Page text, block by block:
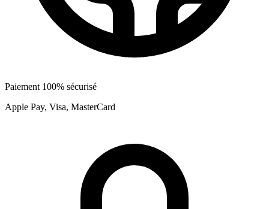
Paiement 100% sécurisé
Apple Pay, Visa, MasterCard